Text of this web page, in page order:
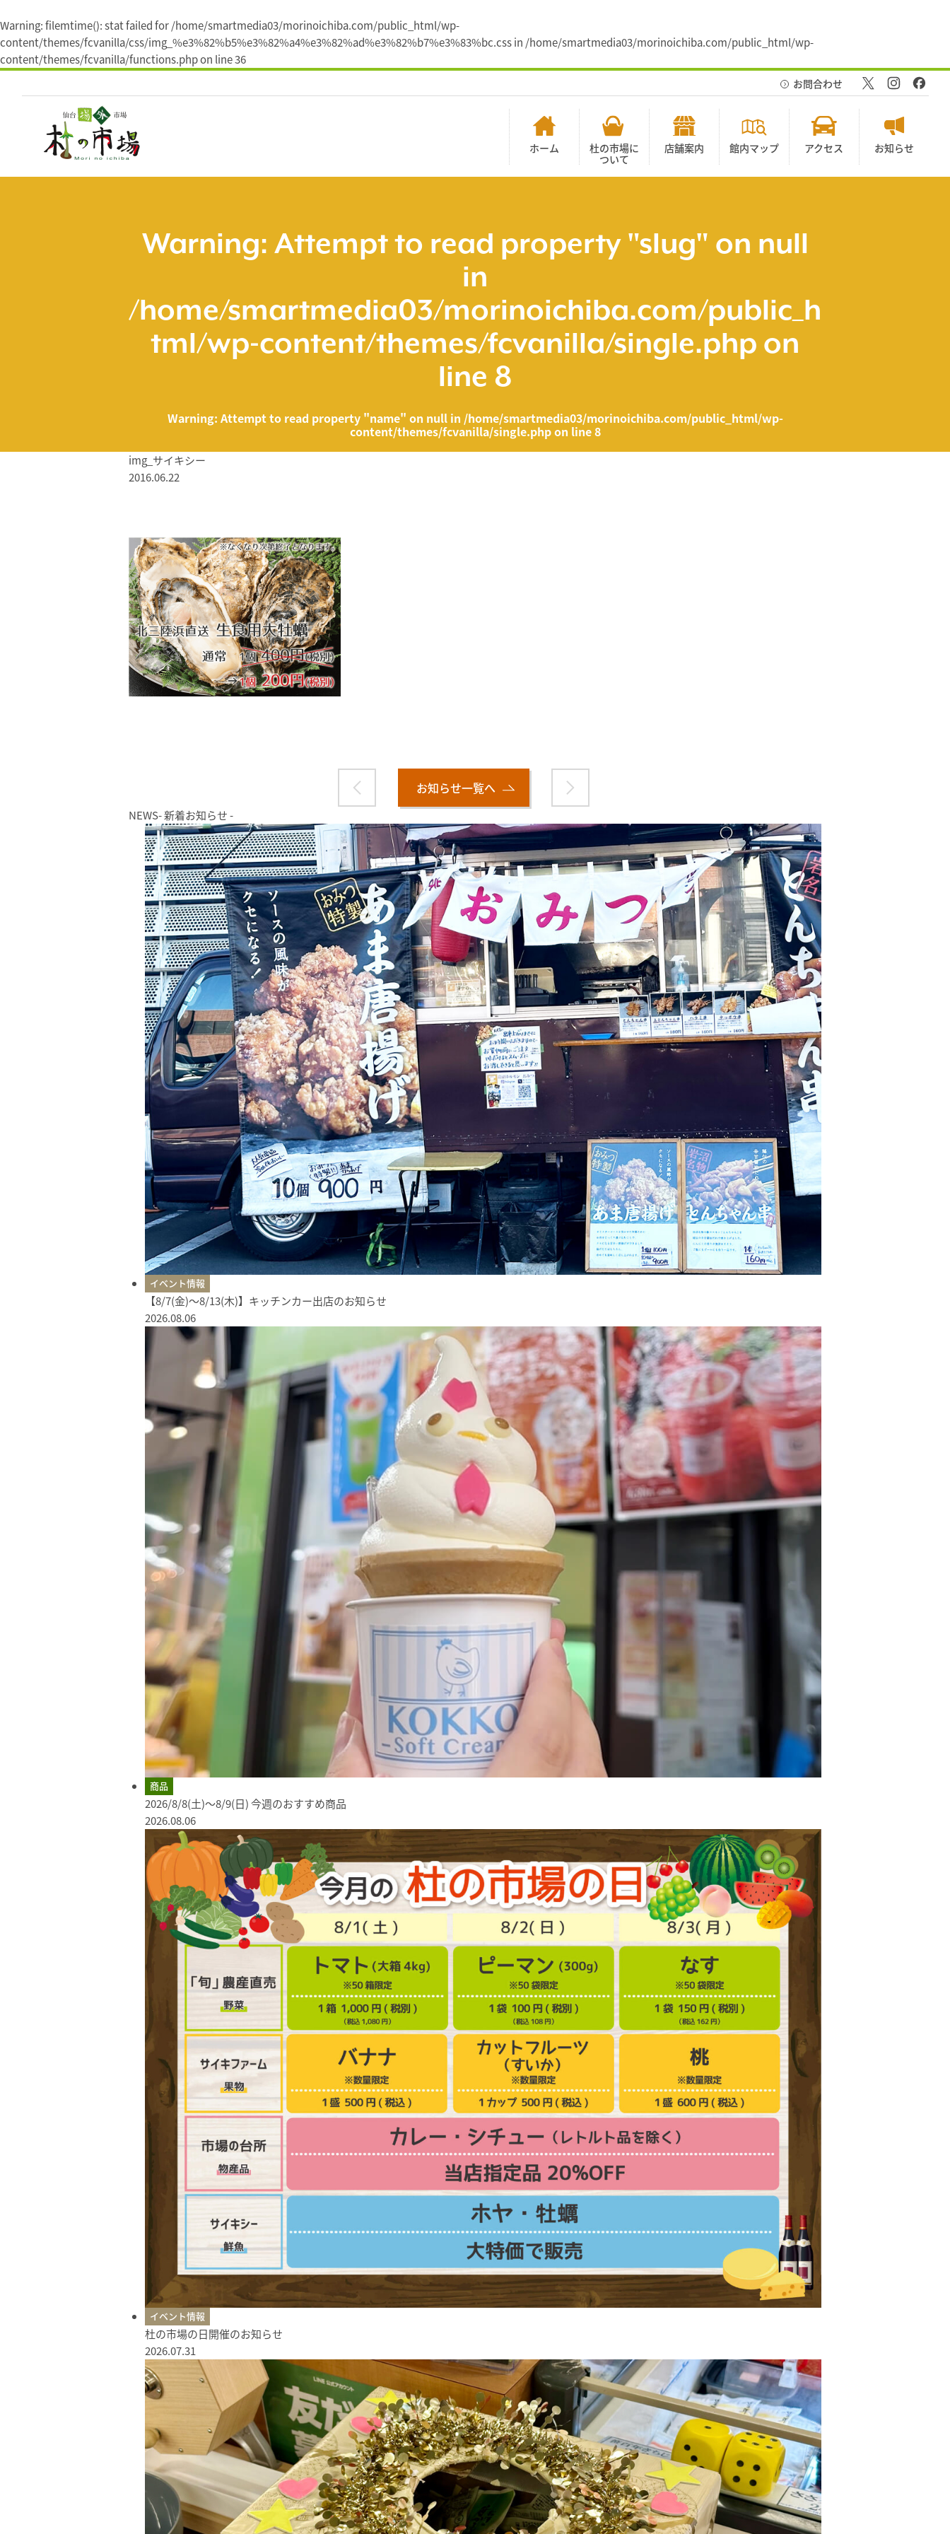
Warning: filemtime(): stat failed for /home/smartmedia03/morinoichiba.com/public_html/wp-
content/themes/fcvanilla/css/img_%e3%82%b5%e3%82%a4%e3%82%ad%e3%82%b7%e3%83%bc.css in /home/smartmedia03/morinoichiba.com/public_html/wp-
content/themes/fcvanilla/functions.phpon line36
ス
ホーム
杜の市場に
ついて
店舗案内 館内マップ アクセス お知らせ
お問合わせ
Warning: Attempt to read property "slug" on null
in
/home/smartmedia03/morinoichiba.com/public_h
tml/wp-content/themes/fcvanilla/single.php on
line 8
Warning: Attempt to read property "name" on null in /home/smartmedia03/morinoichiba.com/public_html/wp-
content/themes/fcvanilla/single.phpon line8
img_サイキシー
2016.06.22
お知らせ一覧へ
NEWS- 新着お知らせ -
イベント情報
【8/7(金)〜8/13(木)】キッチンカー出店のお知らせ
2026.08.06
商品
2026/8/8(土)～8/9(日) 今週のおすすめ商品
2026.08.06
イベント情報
杜の市場の日開催のお知らせ
2026.07.31